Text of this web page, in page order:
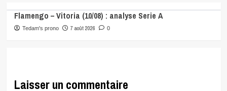
Flamengo – Vitoria (10/08) : analyse Serie A
Tedam's prono 7 août 2026 0
Laisser un commentaire